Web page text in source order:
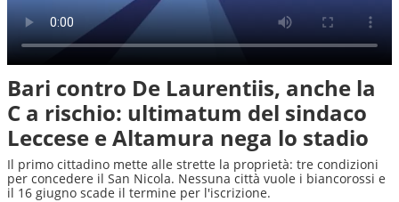
Bari contro De Laurentiis, anche la
C a rischio: ultimatum del sindaco
Leccese e Altamura nega lo stadio
Il primo cittadino mette alle strette la proprietà: tre condizioni
per concedere il San Nicola. Nessuna città vuole i biancorossi e
il 16 giugno scade il termine per l'iscrizione.